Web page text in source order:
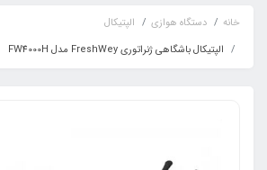
خانه دستگاه هوازی
الپتیکال
الپتیکال باشگاهی ژنراتوری FreshWey مدل FW4000H